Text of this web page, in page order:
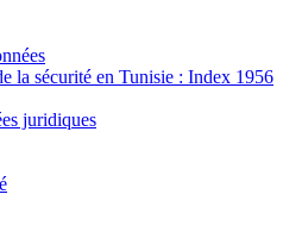
la sécurité en Tunisie : Index 1956
juridiques